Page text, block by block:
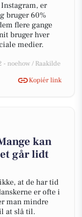
er
bruger 60%
flere gange
bruger hver
medier.
noehow / Raakilde
Kopiér link
kan
går lidt
at de har tid
er ofte i
man mindre
at slå til.